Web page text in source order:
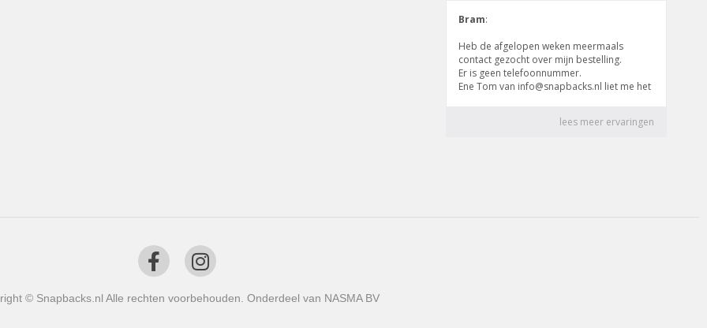
© Snapbacks.nl Alle rechten voorbehouden. Onderdeel van NASMA BV